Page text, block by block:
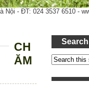
- ĐT: 024 3537 6510 -
CH
ĂM
Search